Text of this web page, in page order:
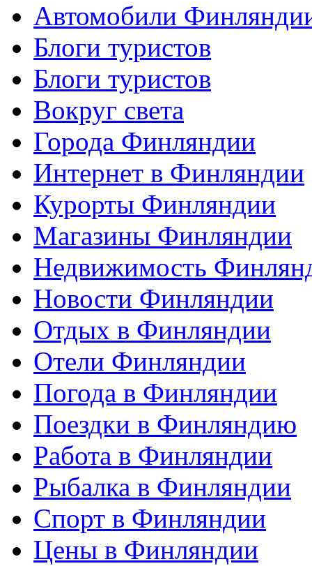
Автомобили
Блоги туристов
Блоги туристов
Вокруг света
Города Финляндии
Интернет в Финляндии
Курорты Финляндии
Магазины Финляндии
Недвижимость
Новости Финляндии
Отдых в Финляндии
Отели Финляндии
Погода в Финляндии
Поездки в Финляндию
Работа в Финляндии
Рыбалка в Финляндии
Спорт в Финляндии
Цены в Финляндии